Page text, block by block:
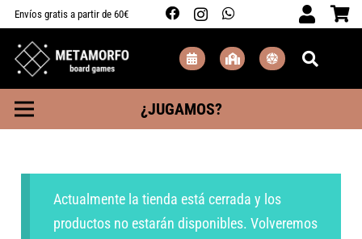
Envíos gratis a partir de 60€
¿JUGAMOS?
Actualmente la tienda está cerrada y los
productos no estarán disponibles. Volveremos